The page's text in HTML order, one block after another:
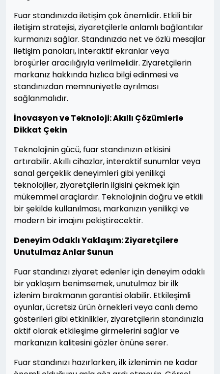
Fuar standınızda iletişim çok önemlidir. Etkili bir
iletişim stratejisi, ziyaretçilerle anlamlı bağlantılar
kurmanızı sağlar. Standınızda net ve özlü mesajlar
iletişim panoları, interaktif ekranlar veya
broşürler aracılığıyla verilmelidir. Ziyaretçilerin
markanız hakkında hızlıca bilgi edinmesi ve
standınızdan memnuniyetle ayrılması
sağlanmalıdır.
İnovasyon ve Teknoloji: Akıllı Çözümlerle
Dikkat Çekin
Teknolojinin gücü, fuar standınızın etkisini
artırabilir. Akıllı cihazlar, interaktif sunumlar veya
sanal gerçeklik deneyimleri gibi yenilikçi
teknolojiler, ziyaretçilerin ilgisini çekmek için
mükemmel araçlardır. Teknolojinin doğru ve etkili
bir şekilde kullanılması, markanızın yenilikçi ve
modern bir imajını pekiştirecektir.
Deneyim Odaklı Yaklaşım: Ziyaretçilere
Unutulmaz Anlar Sunun
Fuar standınızı ziyaret edenler için deneyim odaklı
bir yaklaşım benimsemek, unutulmaz bir ilk
izlenim bırakmanın garantisi olabilir. Etkileşimli
oyunlar, ücretsiz ürün örnekleri veya canlı demo
gösterileri gibi etkinlikler, ziyaretçilerin standınızla
aktif olarak etkileşime girmelerini sağlar ve
markanızın kalitesini gözler önüne serer.
Fuar standınızı hazırlarken, ilk izlenimin ne kadar